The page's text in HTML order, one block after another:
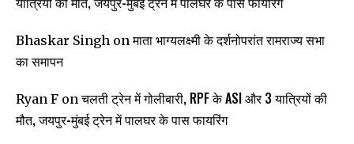
Bhaskar Singh onमाता भाग्यलक्ष्मी के दर्शनोपरांत रामराज्य सभा
का समापन
Ryan F onचलती ट्रेन में गोलीबारी, RPF के ASI और 3 यात्रियों की
मौत, जयपुर-मुंबई ट्रेन में पालघर के पास फायरिंग